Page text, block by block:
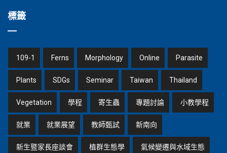
標籤
109-1 Ferns Morphology Online Parasite
Plants SDGs Seminar Taiwan Thailand
Vegetation 學程 寄生蟲 專題討論 小教學程
就業 就業展望 教師甄試 新南向
新生暨家長座談會 植群生態學 氣候變遷與水域生態